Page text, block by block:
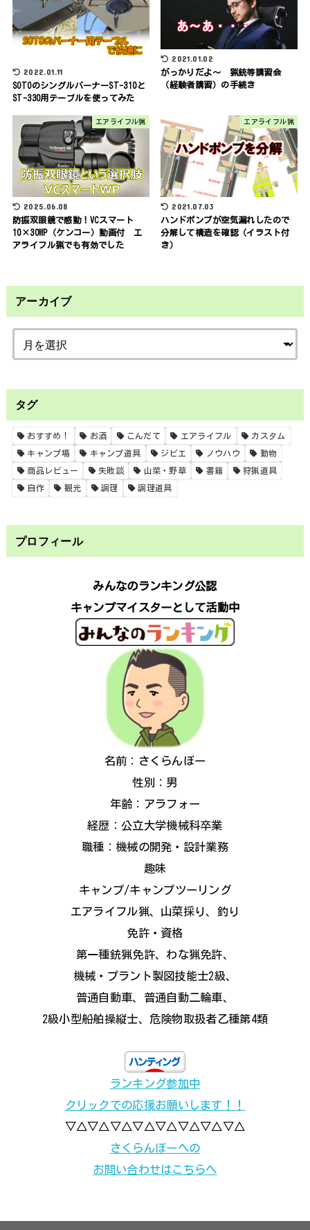
2022.01.11
SOTOのシングルバーナーST-310と
ST-330用テーブルを使ってみた
2021.01.02
がっかりだよ～ 猟銃等講習会
（経験者講習）の手続き
エアライフル猟
2025.06.08
防振双眼鏡で感動！VCスマート
10×30WP（ケンコー）動画付 エ
アライフル猟でも有効でした
エアライフル猟
2021.07.03
ハンドポンプが空気漏れしたので
分解して構造を確認（イラスト付
き）
アーカイブ
タグ
おすすめ！ お酒 こんだて エアライフル カスタム
キャンプ場 キャンプ道具 ジビエ ノウハウ 動物
商品レビュー 失敗談 山菜・野草 書籍 狩猟道具
自作 観光 調理 調理道具
プロフィール
みんなのランキング公認
キャンプマイスターとして活動中
名前：さくらんぼー
性別：男
年齢：アラフォー
経歴：公立大学機械科卒業
職種：機械の開発・設計業務
趣味
キャンプ/キャンプツーリング
エアライフル猟、山菜採り、釣り
免許・資格
第一種銃猟免許、わな猟免許、
機械・プラント製図技能士2級、
普通自動車、普通自動二輪車、
2級小型船舶操縦士、危険物取扱者乙種第4類
ランキング参加中
クリックでの応援お願いします！！
▽△▽△▽△▽△▽△▽△▽△▽△
さくらんぼーへの
お問い合わせはこちらへ